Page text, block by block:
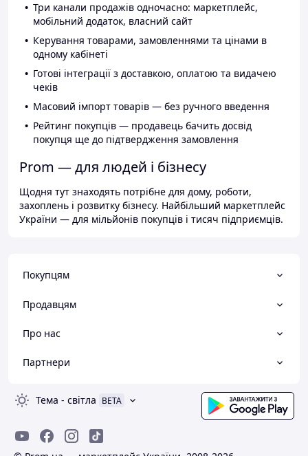
Три канали продажів одночасно: маркетплейс,
мобільний додаток, власний сайт
Керування товарами, замовленнями та цінами в
одному кабінеті
Готові інтеграції з доставкою, оплатою та видачею
чеків
Масовий імпорт товарів — без ручного введення
Рейтинг покупців — продавець бачить досвід
покупця ще до підтвердження замовлення
Prom — для людей і бізнесу
Щодня тут знаходять потрібне для дому, роботи,
захоплень і розвитку бізнесу. Найбільший маркетплейс
України — для мільйонів покупців і тисяч підприємців.
Покупцям
Продавцям
Про нас
Партнери
Тема - світла BETA